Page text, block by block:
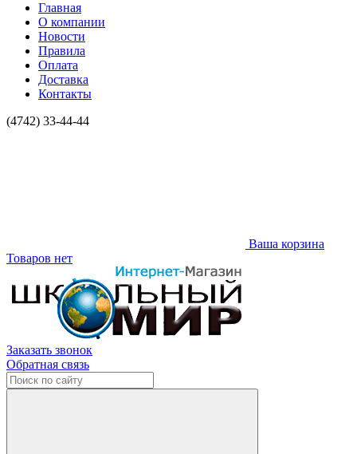
Главная
О компании
Новости
Правила
Оплата
Доставка
Контакты
(4742) 33-44-44
Ваша корзина
Товаров нет
Заказать звонок
Обратная связь